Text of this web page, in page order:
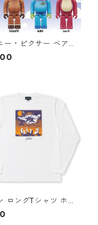
ー・ピクサー ベアブ
CHASE T
フィギュア 12個入
ロングTシャツ ホワ
ブル MOOMIN グッ